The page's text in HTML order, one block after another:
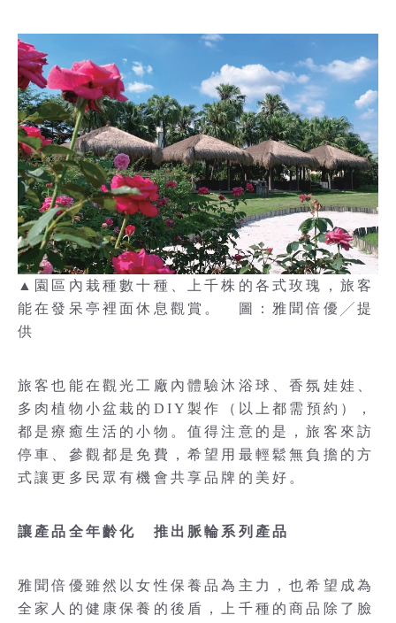
▲園區內栽種數十種、上千株的各式玫瑰，旅客
能在發呆亭裡面休息觀賞。 圖：雅聞倍優╱提
供
旅客也能在觀光工廠內體驗沐浴球、香氛娃娃、
多肉植物小盆栽的DIY製作（以上都需預約），
都是療癒生活的小物。值得注意的是，旅客來訪
停車、參觀都是免費，希望用最輕鬆無負擔的方
式讓更多民眾有機會共享品牌的美好。
讓產品全年齡化 推出脈輪系列產品
雅聞倍優雖然以女性保養品為主力，也希望成為
全家人的健康保養的後盾，上千種的商品除了臉